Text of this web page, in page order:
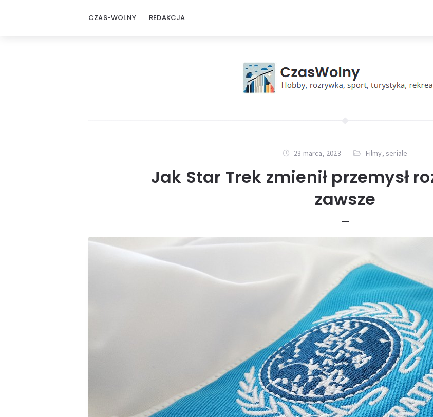
CZAS-WOLNY REDAKCJA
23 marca, 2023 Filmy, seriale
Jak Star Trek zmienił przemysł
zawsze